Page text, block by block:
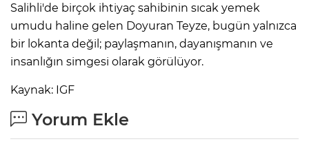
Salihli'de birçok ihtiyaç sahibinin sıcak yemek
umudu haline gelen Doyuran Teyze, bugün yalnızca
bir lokanta değil; paylaşmanın, dayanışmanın ve
insanlığın simgesi olarak görülüyor.
Kaynak: IGF
Yorum Ekle